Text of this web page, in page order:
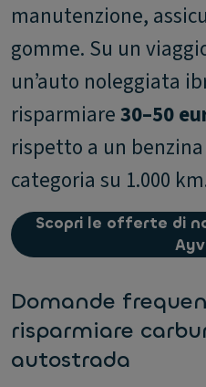
manutenzione,
gomme. Su un
un’auto noleggiata
risparmiare30–50
rispetto a un
categoria su 1.000
Scopri le offerte di
Domande
risparmiare
autostrada